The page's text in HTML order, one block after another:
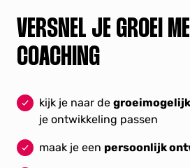
VERSNEL JE GROEI
COACHING
kijk je naar de
je ontwikkeling passen
maak je een persoonlijk